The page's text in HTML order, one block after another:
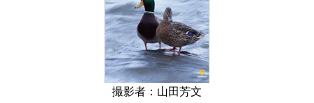
撮影者：山田芳文